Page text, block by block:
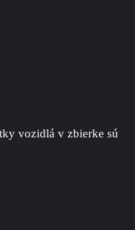
vozidlá v zbierke sú